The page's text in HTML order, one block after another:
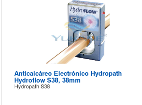
Anticalcáreo Electrónico Hydropath
Hydroflow S38, 38mm
Hydropath S38